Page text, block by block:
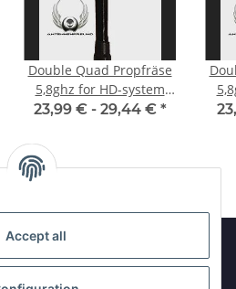
Accept all
Double Quad Propfräse
5,8ghz for HD-system
LHCP SMA male
23,99 € - 29,44 € *